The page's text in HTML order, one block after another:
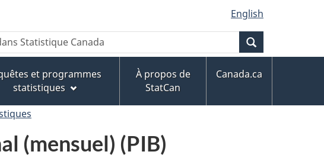
English
et programmes
statistiques
À propos de
StatCan
Canada.ca
(mensuel) (PIB)